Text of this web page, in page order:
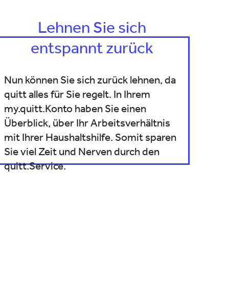
Lehnen Sie sich
entspannt zurück
Nun können Sie sich zurück lehnen, da
quitt alles für Sie regelt. In Ihrem
my.quitt.Konto haben Sie einen
Überblick, über Ihr Arbeitsverhältnis
mit Ihrer Haushaltshilfe. Somit sparen
Sie viel Zeit und Nerven durch den
quitt.Service.